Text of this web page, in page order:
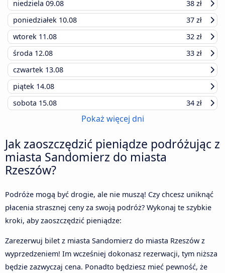
niedziela 09.08
38 zł
poniedziałek 10.08
37 zł
wtorek 11.08
32 zł
środa 12.08
33 zł
czwartek 13.08
piątek 14.08
sobota 15.08 34 zł
Pokaż więcej dni
Jak zaoszczędzić pieniądze podróżując z
miasta Sandomierz do miasta
Rzeszów?
Podróże mogą być drogie, ale nie muszą! Czy chcesz uniknąć
płacenia strasznej ceny za swoją podróż? Wykonaj te szybkie
kroki, aby zaoszczędzić pieniądze:
Zarezerwuj bilet z miasta Sandomierz do miasta Rzeszów z
wyprzedzeniem! Im wcześniej dokonasz rezerwacji, tym niższa
będzie zazwyczaj cena. Ponadto będziesz mieć pewność, że